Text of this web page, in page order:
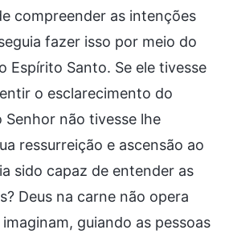
compreender as intenções
fazer isso por meio do
Espírito Santo. Se ele tivesse
o esclarecimento do
Senhor não tivesse lhe
ressurreição e ascensão ao
sido capaz de entender as
Deus na carne não opera
guiando as pessoas